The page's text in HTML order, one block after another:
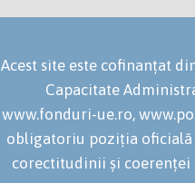
Acest site este cofinanțat
Capacitate
www.fonduri-ue.ro,
obligatoriu poziția oficială
corectitudinii și